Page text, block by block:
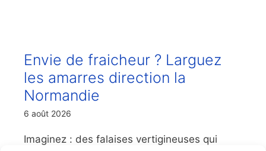
Envie de fraicheur ? Larguez
les amarres direction la
Normandie
6 août 2026
Imaginez : des falaises vertigineuses qui